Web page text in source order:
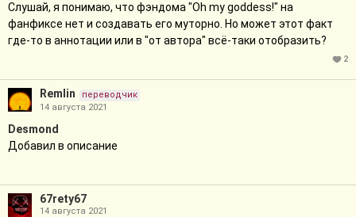
Слушай, я понимаю, что фэндома "Oh my goddess!" на
фанфиксе нет и создавать его муторно. Но может этот факт
где-то в аннотации или в "от автора" всё-таки отобразить?
2
Remlin
переводчик
14 августа 2021
Desmоnd
Добавил в описание
67rety67
14 августа 2021